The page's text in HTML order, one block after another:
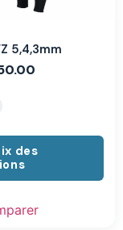
5,4,3mm
des